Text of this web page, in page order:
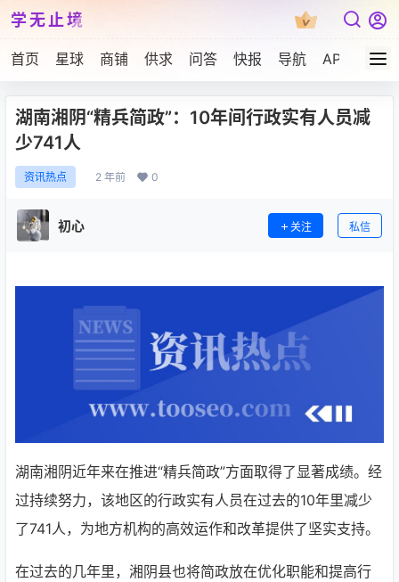
学无止境
首页 星球 商铺 供求 问答 快报 导航 APP下载
湖南湘阴“精兵简政”：10年间行政实有人员减
少741人
资讯热点 2 年前 0
初心 关注 私信
湖南湘阴近年来在推进“精兵简政”方面取得了显著成绩。经
过持续努力，该地区的行政实有人员在过去的10年里减少
了741人，为地方机构的高效运作和改革提供了坚实支持。
在过去的几年里，湘阴县也将简政放在优化职能和提高行